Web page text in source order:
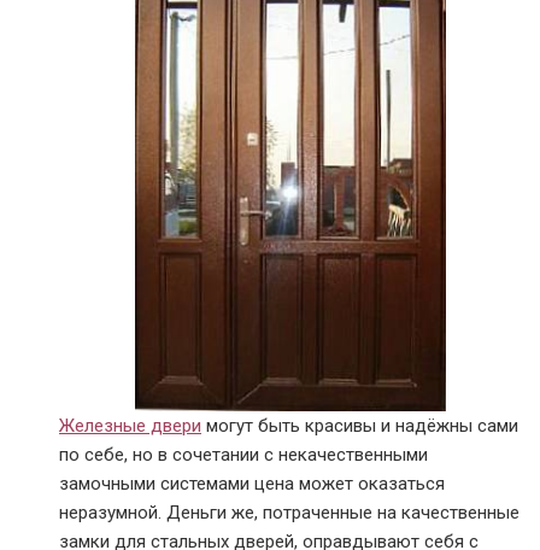
Железные двери могут быть красивы и надёжны сами
по себе, но в сочетании с некачественными
замочными системами цена может оказаться
неразумной. Деньги же, потраченные на качественные
замки для стальных дверей, оправдывают себя с